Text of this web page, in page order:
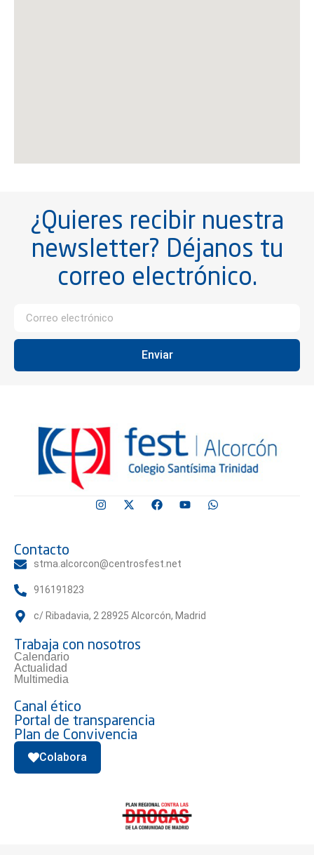
¿Quieres recibir nuestra
newsletter? Déjanos tu
correo electrónico.
Enviar
Contacto
stma.alcorcon@centrosfest.net
916191823
c/ Ribadavia, 2 28925 Alcorcón, Madrid
Trabaja con nosotros
Calendario
Actualidad
Multimedia
Canal ético
Portal de transparencia
Plan de Convivencia
Colabora